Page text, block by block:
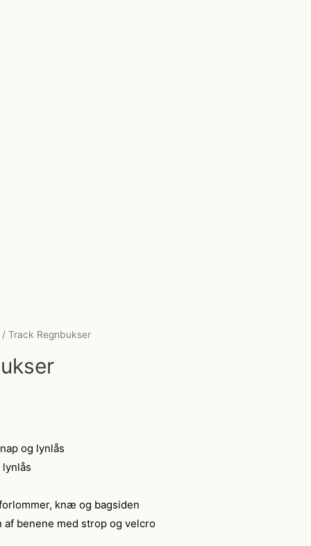
/ Track Regnbukser
og lynlås
knæ og bagsiden
af benene med strop og velcro